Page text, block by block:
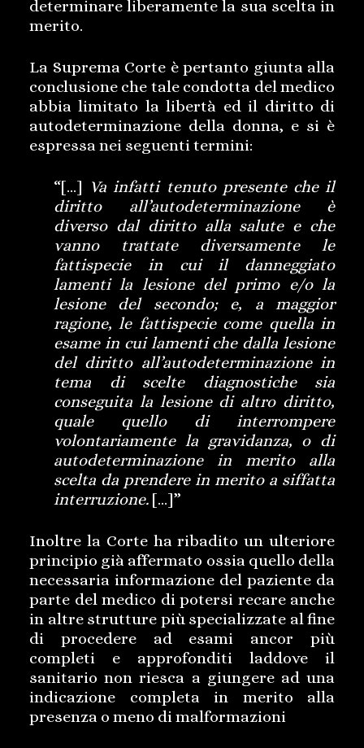
determinare liberamente la sua scelta in
merito.
La Suprema Corte è pertanto giunta alla
conclusione che tale condotta del medico
abbia limitato la libertà ed il diritto di
autodeterminazione della donna, e si è
espressa nei seguenti termini:
“[…] Va infatti tenuto presente che il
diritto all’autodeterminazione è
diverso dal diritto alla salute e che
vanno trattate diversamente le
fattispecie in cui il danneggiato
lamenti la lesione del primo e/o la
lesione del secondo; e, a maggior
ragione, le fattispecie come quella in
esame in cui lamenti che dalla lesione
del diritto all’autodeterminazione in
tema di scelte diagnostiche sia
conseguita la lesione di altro diritto,
quale quello di interrompere
volontariamente la gravidanza, o di
autodeterminazione in merito alla
scelta da prendere in merito a siffatta
interruzione. […]”
Inoltre la Corte ha ribadito un ulteriore
principio già affermato ossia quello della
necessaria informazione del paziente da
parte del medico di potersi recare anche
in altre strutture più specializzate al fine
di procedere ad esami ancor più
completi e approfonditi laddove il
sanitario non riesca a giungere ad una
indicazione completa in merito alla
presenza o meno di malformazioni